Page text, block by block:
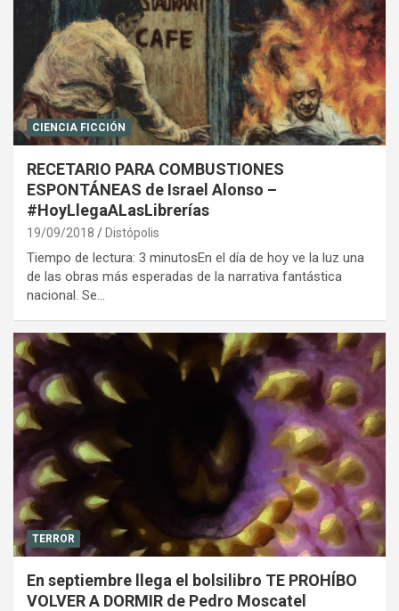
CIENCIA FICCIÓN
RECETARIO PARA COMBUSTIONES
ESPONTÁNEAS de Israel Alonso –
#HoyLlegaALasLibrerías
19/09/2018 Distópolis
Tiempo de lectura: 3 minutosEn el día de hoy ve la luz una
de las obras más esperadas de la narrativa fantástica
nacional. Se…
TERROR
En septiembre llega el bolsilibro TE PROHÍBO
VOLVER A DORMIR de Pedro Moscatel